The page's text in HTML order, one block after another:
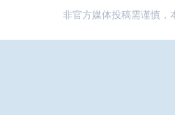
非官方媒体投稿需谨慎，